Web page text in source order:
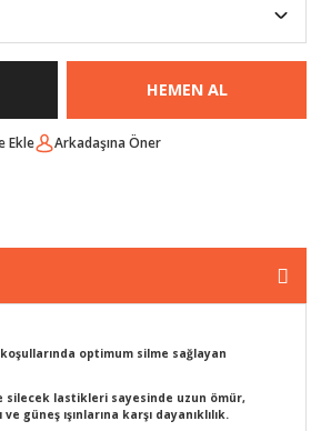
HEMEN AL
Arkadaşına Öner
optimum silme sağlayan
silecek lastikleri sayesinde uzun ömür,
güneş ışınlarına karşı dayanıklılık.